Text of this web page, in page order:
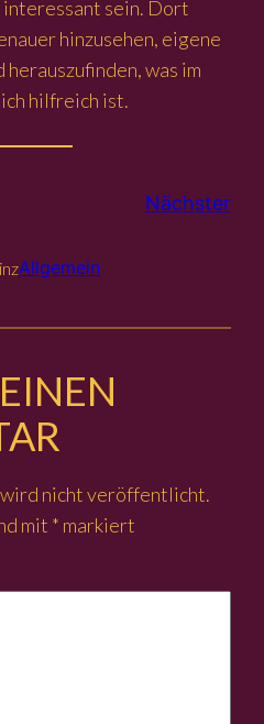
sein. Dort
hinzusehen, eigene
was im
hilfreich ist.
Nächster
Allgemein
nicht veröffentlicht.
mit * markiert